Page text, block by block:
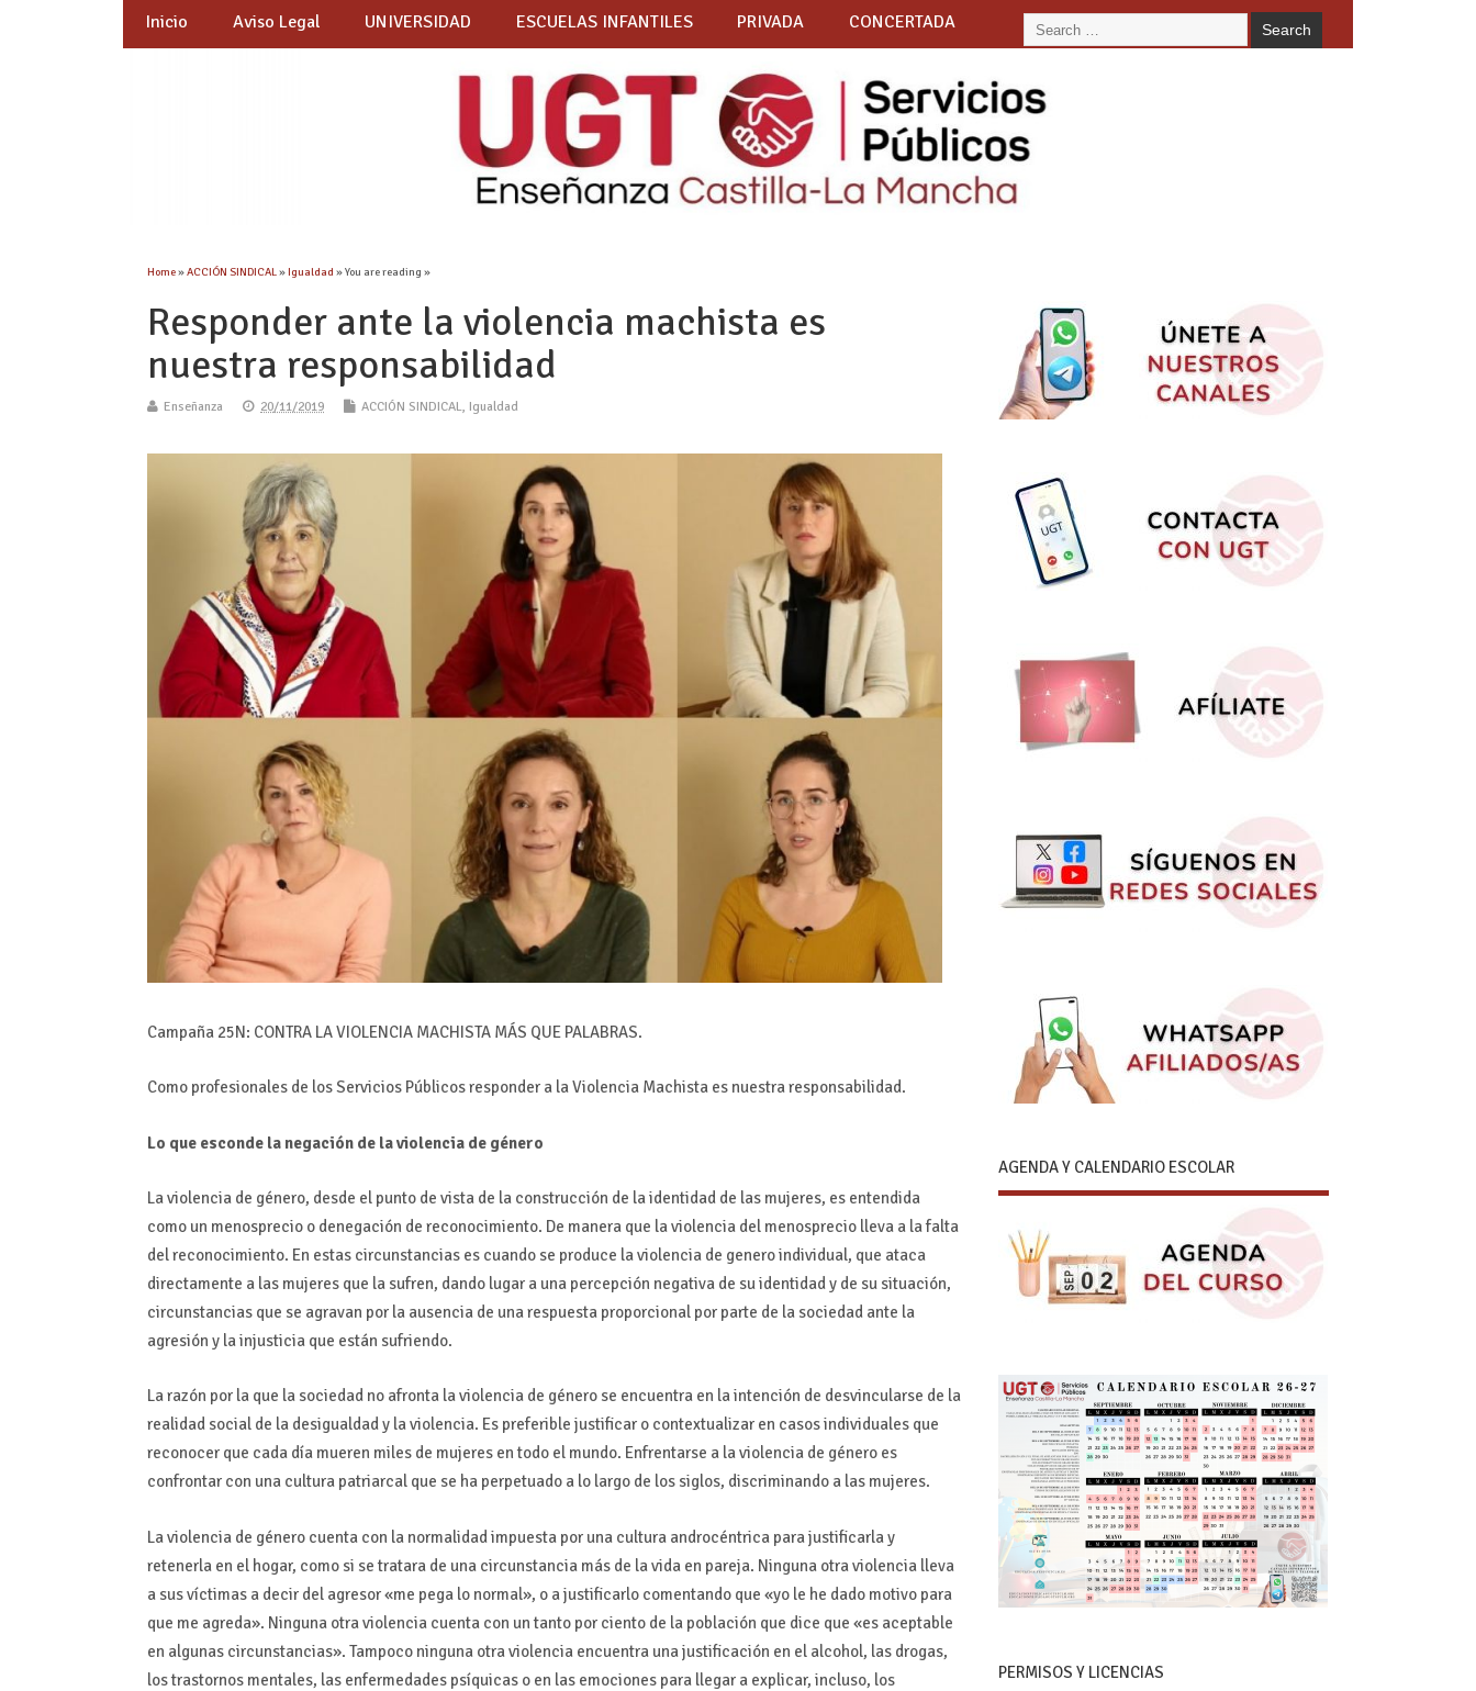
Inicio Aviso Legal UNIVERSIDAD ESCUELAS INFANTILES PRIVADA CONCERTADA
Home»ACCIÓN SINDICAL»Igualdad » You are reading »
Responder ante la violencia machista es
nuestra responsabilidad
Enseñanza 20/11/2019 ACCIÓN SINDICAL, Igualdad
Campaña 25N: CONTRA LA VIOLENCIA MACHISTA MÁS QUE PALABRAS.
Como profesionales de los Servicios Públicos responder a la Violencia Machista es nuestra responsabilidad.
Lo que esconde la negación de la violencia de género
La violencia de género, desde el punto de vista de la construcción de la identidad de las mujeres, es entendida
como un menosprecio o denegación de reconocimiento. De manera que la violencia del menosprecio lleva a la falta
del reconocimiento. En estas circunstancias es cuando se produce la violencia de genero individual, que ataca
directamente a las mujeres que la sufren, dando lugar a una percepción negativa de su identidad y de su situación,
circunstancias que se agravan por la ausencia de una respuesta proporcional por parte de la sociedad ante la
agresión y la injusticia que están sufriendo.
La razón por la que la sociedad no afronta la violencia de género se encuentra en la intención de desvincularse de la
realidad social de la desigualdad y la violencia. Es preferible justificar o contextualizar en casos individuales que
reconocer que cada día mueren miles de mujeres en todo el mundo. Enfrentarse a la violencia de género es
confrontar con una cultura patriarcal que se ha perpetuado a lo largo de los siglos, discriminando a las mujeres.
La violencia de género cuenta con la normalidad impuesta por una cultura androcéntrica para justificarla y
retenerla en el hogar, como si se tratara de una circunstancia más de la vida en pareja. Ninguna otra violencia lleva
a sus víctimas a decir del agresor «me pega lo normal», o a justificarlo comentando que «yo le he dado motivo para
que me agreda». Ninguna otra violencia cuenta con un tanto por ciento de la población que dice que «es aceptable
en algunas circunstancias». Tampoco ninguna otra violencia encuentra una justificación en el alcohol, las drogas,
los trastornos mentales, las enfermedades psíquicas o en las emociones para llegar a explicar, incluso, los
AGENDA Y CALENDARIO ESCOLAR
PERMISOS Y LICENCIAS